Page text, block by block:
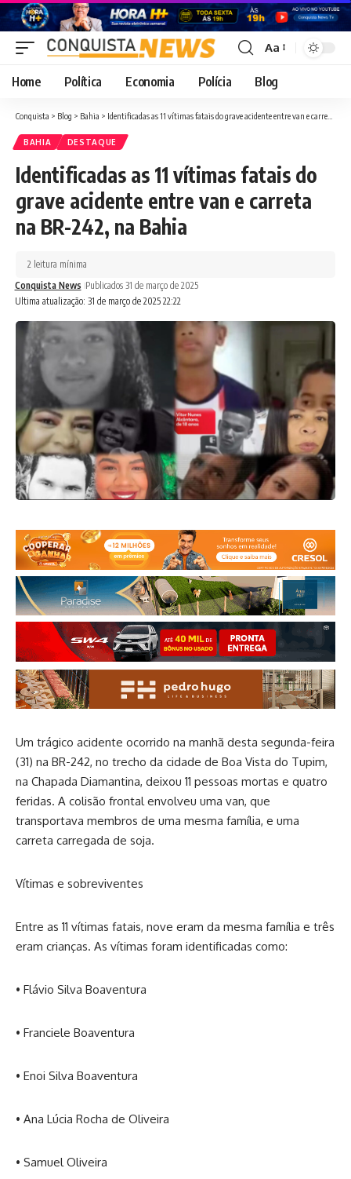
Font
Resizer
Aa
Home Política Economia Polícia Blog
Conquista > Blog > Bahia > Identificadas as 11 vítimas fatais do grave acidente entre van e carreta na BR-242, na Bahia
BAHIA DESTAQUE
Identificadas as 11 vítimas fatais do
grave acidente entre van e carreta
na BR-242, na Bahia
Ultima atualização: 31 de março de 2025 22:22
Conquista News Publicados 31 de março de 2025
2 leitura mínima
Um trágico acidente ocorrido na manhã desta segunda-feira
(31) na BR-242, no trecho da cidade de Boa Vista do Tupim,
na Chapada Diamantina, deixou 11 pessoas mortas e quatro
feridas. A colisão frontal envolveu uma van, que
transportava membros de uma mesma família, e uma
carreta carregada de soja.
Vítimas e sobreviventes
Entre as 11 vítimas fatais, nove eram da mesma família e três
eram crianças. As vítimas foram identificadas como:
• Flávio Silva Boaventura
• Franciele Boaventura
• Enoi Silva Boaventura
• Ana Lúcia Rocha de Oliveira
• Samuel Oliveira